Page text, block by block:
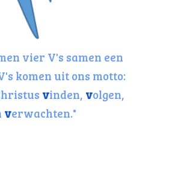
vier V's samen een
komen uit ons motto:
vinden, volgen,
verwachten."